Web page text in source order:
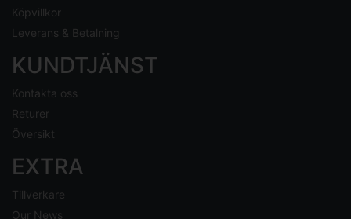
Köpvillkor
Leverans & Betalning
KUNDTJÄNST
Kontakta oss
Returer
Översikt
EXTRA
Tillverkare
Our News